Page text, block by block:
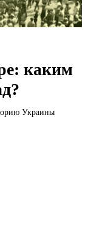
каким
Украины